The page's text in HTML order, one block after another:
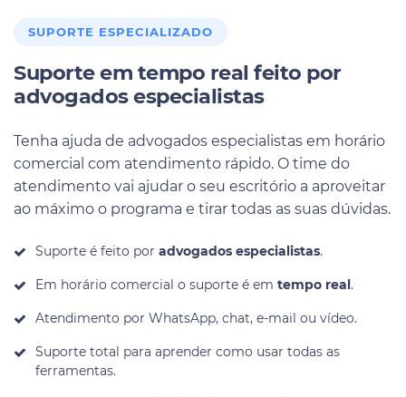
SUPORTE ESPECIALIZADO
Suporte em tempo real feito por
advogados especialistas
Tenha ajuda de advogados especialistas em horário
comercial com atendimento rápido. O time do
atendimento vai ajudar o seu escritório a aproveitar
ao máximo o programa e tirar todas as suas dúvidas.
Suporte é feito por advogados especialistas.
Em horário comercial o suporte é em tempo real.
Atendimento por WhatsApp, chat, e-mail ou vídeo.
Suporte total para aprender como usar todas as
ferramentas.